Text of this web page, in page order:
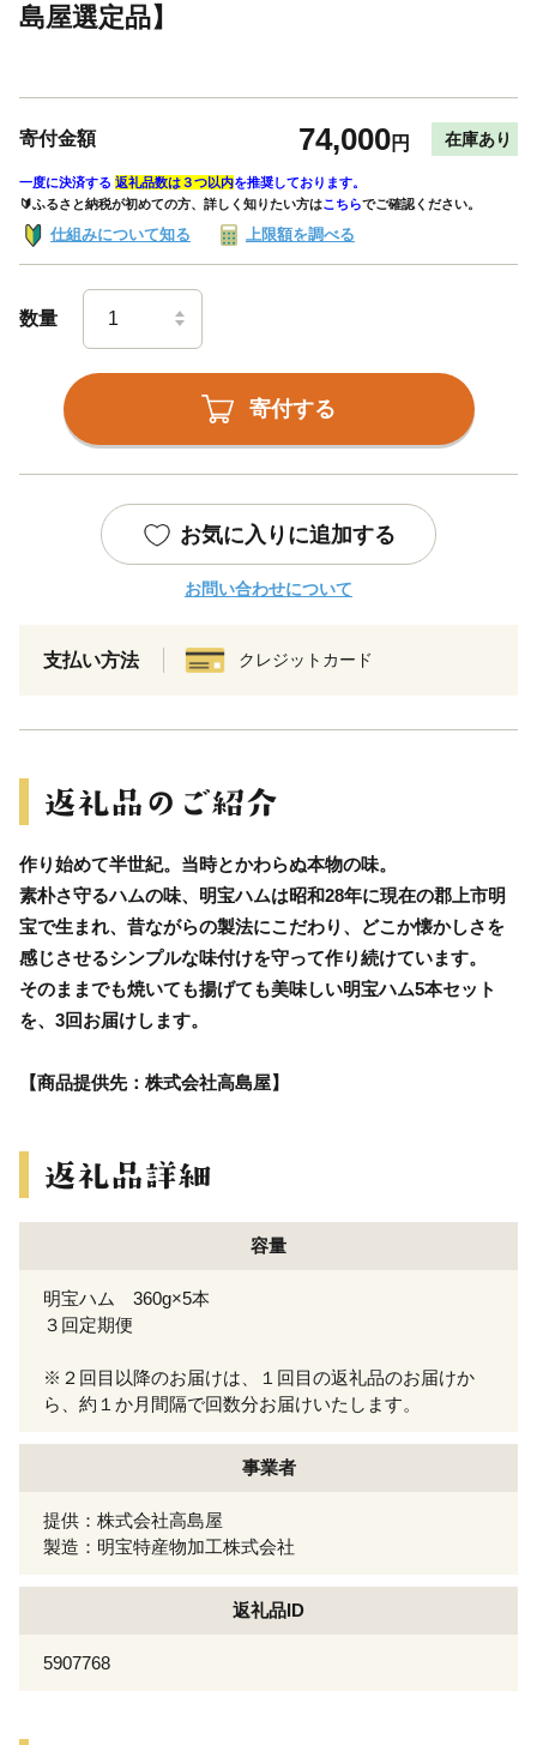
島屋選定品】
寄付金額 74,000円 在庫あり
一度に決済する 返礼品数は３つ以内を推奨しております。
🔰ふるさと納税が初めての方、詳しく知りたい方はこちらでご確認ください。
仕組みについて知る 上限額を調べる
数量
寄付する
お気に入りに追加する
お問い合わせについて
支払い方法 クレジットカード
作り始めて半世紀。当時とかわらぬ本物の味。
素朴さ守るハムの味、明宝ハムは昭和28年に現在の郡上市明
宝で生まれ、昔ながらの製法にこだわり、どこか懐かしさを
感じさせるシンプルな味付けを守って作り続けています。
そのままでも焼いても揚げても美味しい明宝ハム5本セット
を、3回お届けします。
【商品提供先：株式会社高島屋】
容量
明宝ハム 360g×5本
３回定期便
※２回目以降のお届けは、１回目の返礼品のお届けか
ら、約１か月間隔で回数分お届けいたします。
事業者
提供：株式会社高島屋
製造：明宝特産物加工株式会社
返礼品ID
5907768